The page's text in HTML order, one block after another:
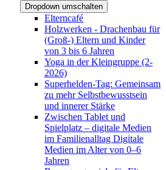
Dropdown umschalten
Elterncafé
Holzwerken - Drachenbau für
(Groß-) Eltern und Kinder
von 3 bis 6 Jahren
Yoga in der Kleingruppe (2-
2026)
Superhelden-Tag: Gemeinsam
zu mehr Selbstbewusstsein
und innerer Stärke
Zwischen Tablet und
Spielplatz – digitale Medien
im Familienalltag Digitale
Medien im Alter von 0–6
Jahren